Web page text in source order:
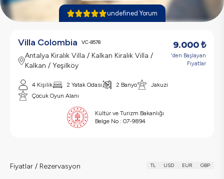
undefined Yorum
Villa Colombia VC-8578
Antalya Kiralık Villa / Kalkan Kiralık Villa /
Kalkan / Yeşilköy
9.000₺
'den Başlayan
Fiyatlar
4 Kişilik 2 Yatak Odası 2 Banyo
Jakuzi
Çocuk Oyun Alanı
Kültür ve Turizm Bakanlığı
Belge No : 07-9894
Fiyatlar / Rezervasyon TL USD EUR GBP